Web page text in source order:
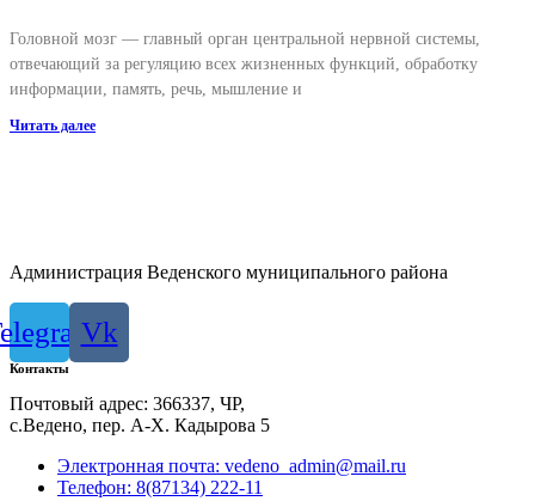
Головной мозг — главный орган центральной нервной системы,
отвечающий за регуляцию всех жизненных функций, обработку
информации, память, речь, мышление и
Читать далее
Администрация Веденского муниципального района
Vk
Контакты
Почтовый адрес: 366337, ЧР,
с.Ведено, пер. А-Х. Кадыровa 5
Электронная почта: vedeno_admin@mail.ru
Телефон: 8(87134) 222-11